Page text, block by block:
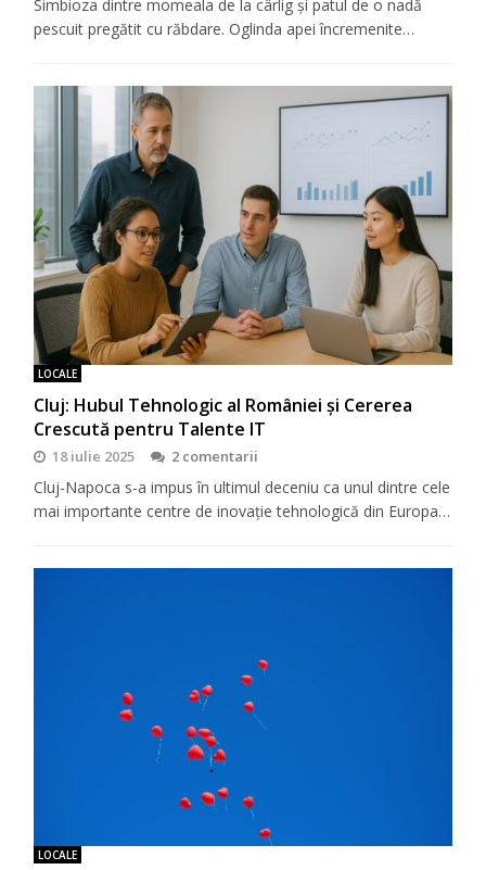
Simbioza dintre momeala de la cârlig și patul de o nadă
pescuit pregătit cu răbdare. Oglinda apei încremenite…
LOCALE
Cluj: Hubul Tehnologic al României și Cererea
Crescută pentru Talente IT
18 iulie 2025 2 comentarii
Cluj-Napoca s-a impus în ultimul deceniu ca unul dintre cele
mai importante centre de inovație tehnologică din Europa…
LOCALE